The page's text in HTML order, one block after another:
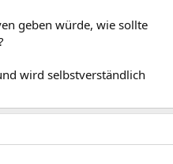
geben würde, wie sollte
wird selbstverständlich